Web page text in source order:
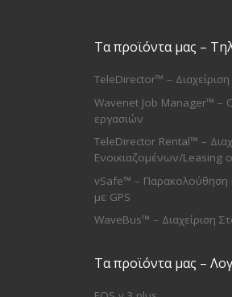
Τα προϊόντα μας –
TeleDirector™ –
Wavenet Job Manager™
εργασιών
TeleDirector Rental™ –
Ενοικιαζομένων/Leasing
vSafe™ – Παρακολούθηση
με GPS
WaveBus™ – Διαχείριση
Τα προϊόντα μας –